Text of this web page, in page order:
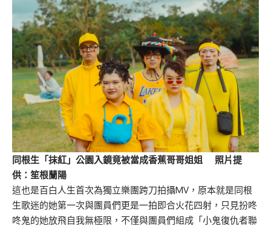
同根生「抹紅」公園入鏡竟被當成香蕉哥哥姐姐 照片提
供：笙根蘭陽
這也是百白人生首次為獨立樂團跨刀拍攝MV，原本就是同根
生歌迷的她第一次與團員們更是一拍即合火花四射，只見扮咚
咚鬼的她放飛自我無極限，不僅與團員們組成「小鬼復仇者聯